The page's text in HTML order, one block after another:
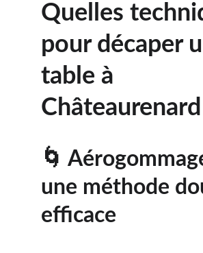
Quelles
pour décaper
table à
🌀
une méthode
efficace